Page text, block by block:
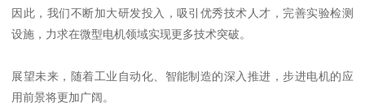
因此，我们不断加大研发投入，吸引优秀技术人才，完善实验检测
设施，力求在微型电机领域实现更多技术突破。
展望未来，随着工业自动化、智能制造的深入推进，步进电机的应
用前景将更加广阔。